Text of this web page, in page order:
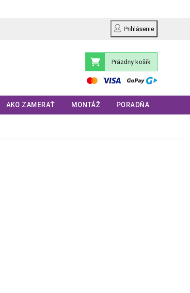
Prihlásenie
Nákupný
košík
Prázdny košík
AKO ZAMERAŤ MONTÁŽ PORADŇA